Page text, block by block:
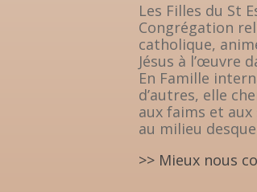
Les Filles du St
Congrégation
catholique,
Jésus à l’œuvre
En Famille
d’autres, elle
aux faims et
au milieu
>> Mieux nous